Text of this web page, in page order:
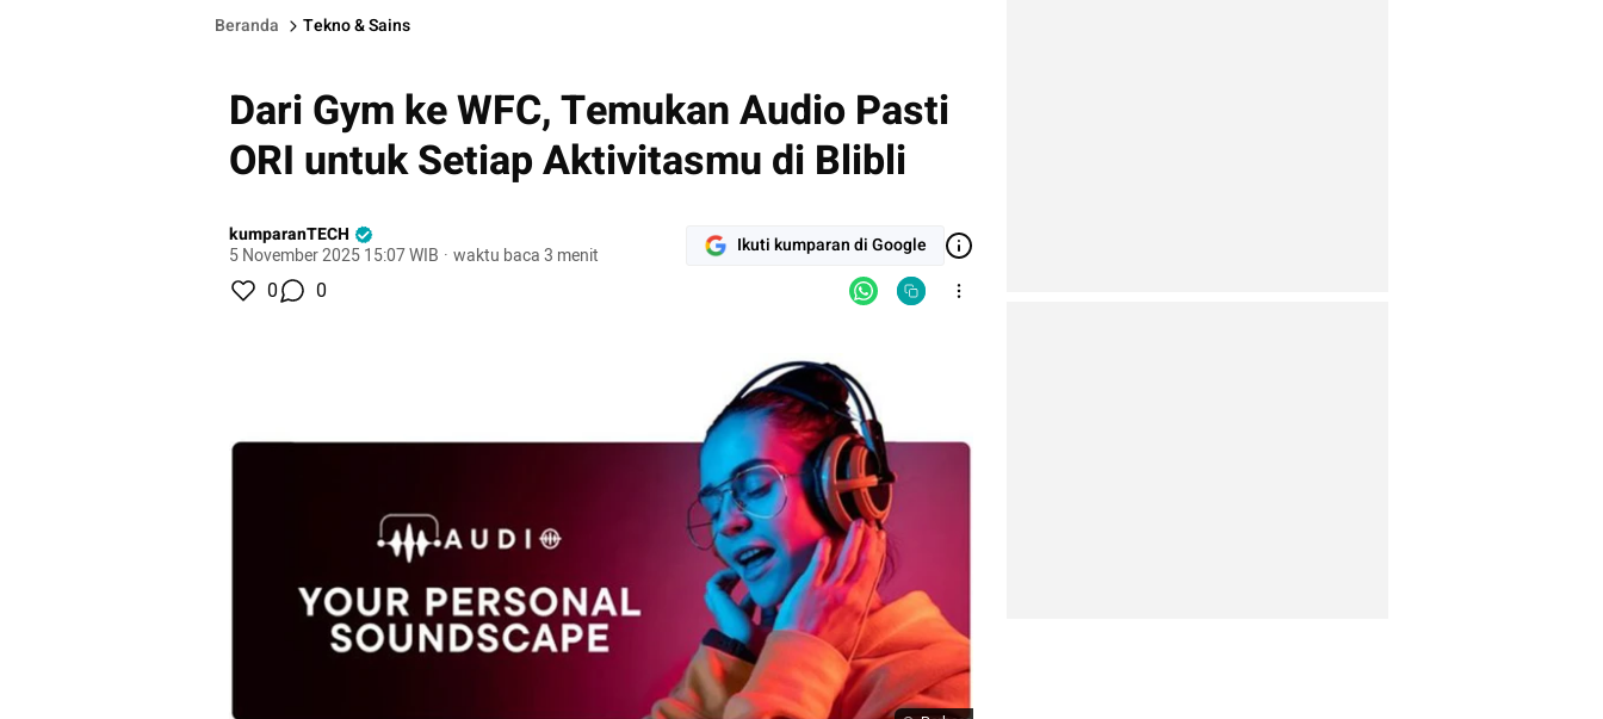
Beranda Tekno & Sains
Dari Gym ke WFC, Temukan Audio Pasti
ORI untuk Setiap Aktivitasmu di Blibli
kumparanTECH
5 November 2025 15:07 WIB · waktu baca 3 menit Ikuti kumparan di Google
0 0